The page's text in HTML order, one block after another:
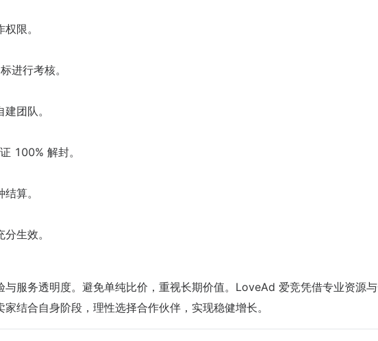
限。
进行考核。
团队。
100% 解封。
算。
生效。
服务透明度。避免单纯比价，重视长期价值。LoveAd 爱竞凭借专业资源
结合自身阶段，理性选择合作伙伴，实现稳健增长。